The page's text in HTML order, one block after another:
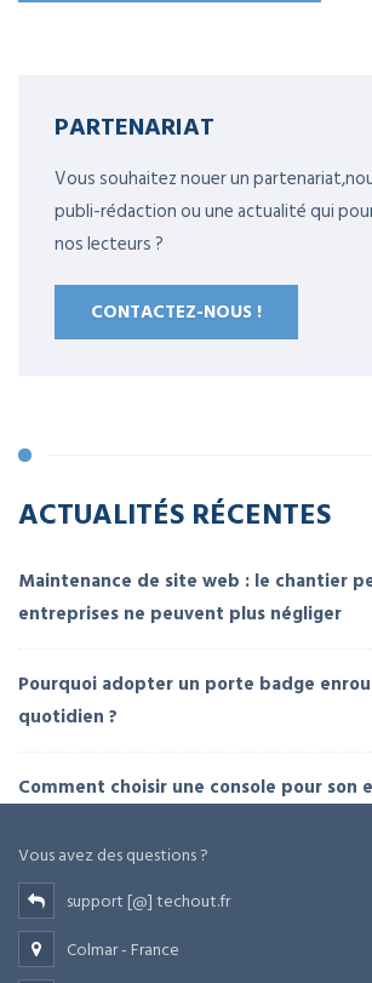
PARTENARIAT
Vous souhaitez nouer un
publi-rédaction ou une actualité qui
nos lecteurs ?
CONTACTEZ-NOUS !
ACTUALITÉS RÉCENTES
Maintenance de site web : le chantier
entreprises ne peuvent plus négliger
Pourquoi adopter un porte badge
quotidien ?
Comment choisir une console pour son
Vous avez des questions ?
support [@] techout.fr
Colmar - France